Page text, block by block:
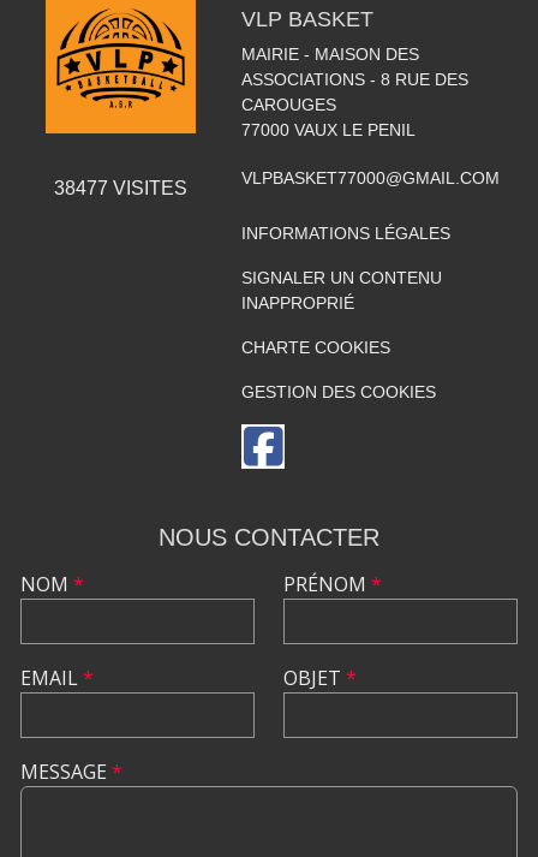
38477 VISITES
VLP BASKET
MAIRIE - MAISON DES
ASSOCIATIONS - 8 RUE DES
CAROUGES
77000 VAUX LE PENIL
VLPBASKET77000@GMAIL.COM
INFORMATIONS LÉGALES
SIGNALER UN CONTENU
INAPPROPRIÉ
CHARTE COOKIES
GESTION DES COOKIES
NOUS CONTACTER
NOM *
EMAIL*
PRÉNOM *
OBJET *
MESSAGE *